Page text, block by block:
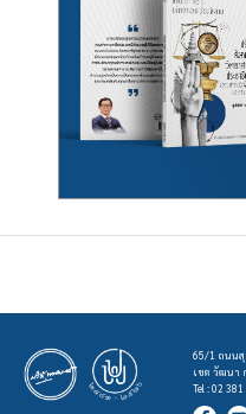
65/1 ถนนสุ
เขต วัฒนา
Tel : 02